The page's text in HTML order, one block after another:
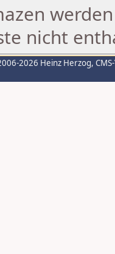
nicht
2026 Heinz Herzog,